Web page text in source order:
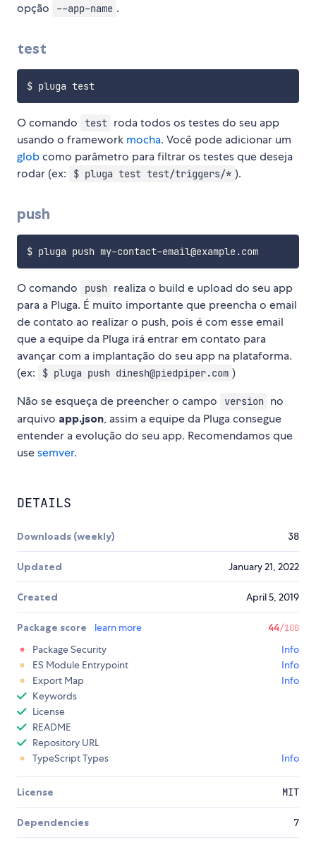
opção
--app-name .
test
$ pluga test
O comando test roda todos os testes do seu app
usando o framework mocha. Você pode adicionar um
globcomo parâmetro para filtrar os testes que deseja
rodar (ex:
$ pluga test test/triggers/* ).
push
$ pluga push my-contact-email@example.com
O comando push realiza o build e upload do seu app
para a Pluga. É muito importante que preencha o email
de contato ao realizar o push, pois é com esse email
que a equipe da Pluga irá entrar em contato para
avançar com a implantação do seu app na plataforma.
(ex:
$ pluga push dinesh@piedpiper.com )
Não se esqueça de preencher o campo
version no
arquivo app.json, assim a equipe da Pluga consegue
entender a evolução do seu app. Recomendamos que
usesemver.
DETAILS
Downloads (weekly) 38
Updated January 21, 2022
Created April 5, 2019
Package score learn more 44/100
Package Security
Info
ES Module Entrypoint
Info
Export Map
Info
Keywords
License
README
Repository URL
TypeScript Types
Info
License MIT
Dependencies 7